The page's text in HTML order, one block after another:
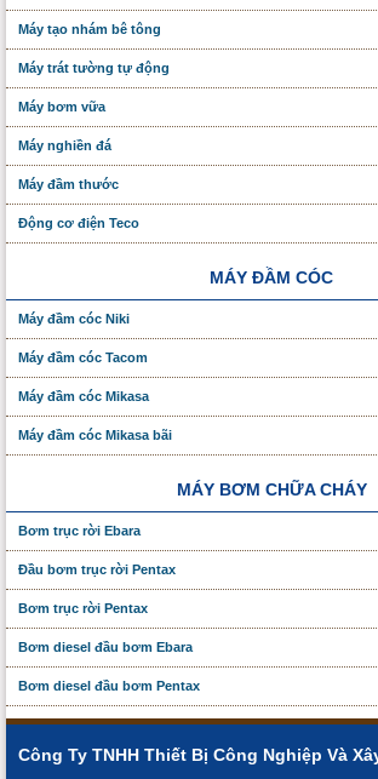
Máy tạo nhám bê tông
Máy trát tường tự động
Máy bơm vữa
Máy nghiền đá
Máy đầm thước
Động cơ điện Teco
MÁY ĐẦM CÓC
Máy đầm cóc Niki
Máy đầm cóc Tacom
Máy đầm cóc Mikasa
Máy đầm cóc Mikasa bãi
MÁY BƠM CHỮA CHÁY
Bơm trục rời Ebara
Đầu bơm trục rời Pentax
Bơm trục rời Pentax
Bơm diesel đầu bơm Ebara
Bơm diesel đầu bơm Pentax
Công Ty TNHH Thiết Bị Công Nghiệp Và